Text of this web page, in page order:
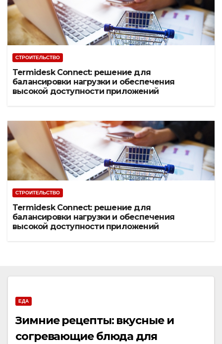
СТРОИТЕЛЬСТВО
Termidesk Connect: решение для
балансировки нагрузки и обеспечения
высокой доступности приложений
СТРОИТЕЛЬСТВО
Termidesk Connect: решение для
балансировки нагрузки и обеспечения
высокой доступности приложений
ЕДА
Зимние рецепты: вкусные и
согревающие блюда для